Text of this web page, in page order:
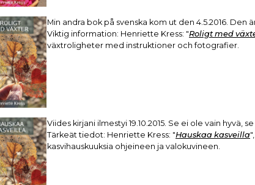
Min andra bok på svenska kom ut den 4.5.2016. Den
Viktig information: Henriette Kress: "Roligt med
växtroligheter med instruktioner och fotografier.
Viides kirjani ilmestyi 19.10.2015. Se ei ole vain hyvä,
Tärkeät tiedot: Henriette Kress: "Hauskaa kasveilla
kasvihauskuuksia ohjeineen ja valokuvineen.